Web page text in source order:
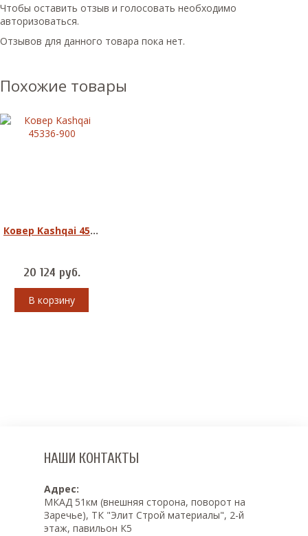
Чтобы оcтавить отзыв и голосовать необходимо
авторизоваться.
Отзывов для данного товара пока нет.
Похожие товары
Ковер Kashqai 45336-900
20 124 руб.
В корзину
НАШИ КОНТАКТЫ
Адрес:
МКАД 51км (внешняя сторона, поворот на
Заречье), ТК "Элит Строй материалы", 2-й
этаж, павильон К5